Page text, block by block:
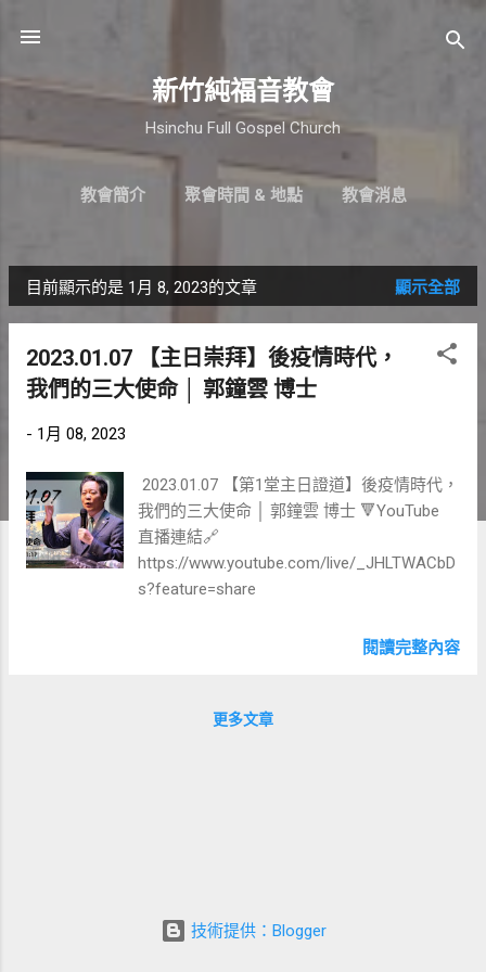
新竹純福音教會
Hsinchu Full Gospel Church
教會簡介 聚會時間 & 地點 教會消息
小組介紹
發
文
目前顯示的是 1月 8, 2023的文章 顯示全部
2023.01.07 【主日崇拜】後疫情時代，
我們的三大使命 │ 郭鐘雲 博士
- 1月 08, 2023
2023.01.07 【第1堂主日證道】後疫情時代，
我們的三大使命 │ 郭鐘雲 博士 🔻YouTube
直播連結🔗
https://www.youtube.com/live/_JHLTWACbD
s?feature=share
閱讀完整內容
更多文章
技術提供：Blogger